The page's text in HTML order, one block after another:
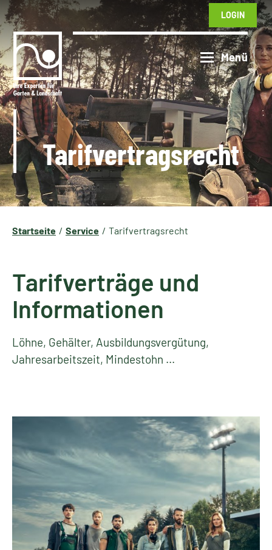
LOGIN
Tarifvertragsrecht
Startseite Service Tarifvertragsrecht
Tarifverträge und
Informationen
Löhne, Gehälter, Ausbildungsvergütung,
Jahresarbeitszeit, Mindestohn ...